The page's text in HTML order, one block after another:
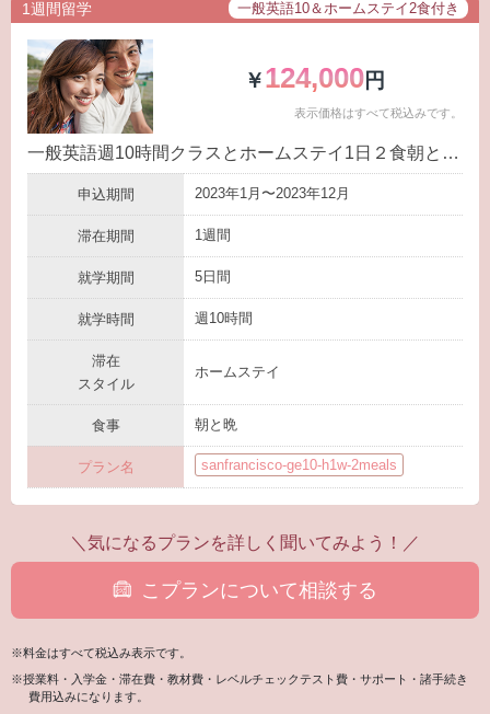
1週間留学 一般英語10＆ホームステイ2食付き
￥124,000円
表示価格はすべて税込みです。
一般英語週10時間クラスとホームステイ1日２食朝と晩がセットになったプラン！
申込期間 2023年1月〜2023年12月
滞在期間 1週間
就学期間 5日間
就学時間 週10時間
滞在
スタイル
ホームステイ
食事 朝と晩
プラン名 sanfrancisco-ge10-h1w-2meals
＼気になるプランを詳しく聞いてみよう！／
こプランについて相談する
※料金はすべて税込み表示です。
※授業料・入学金・滞在費・教材費・レベルチェックテスト費・サポート・諸手続き
費用込みになります。